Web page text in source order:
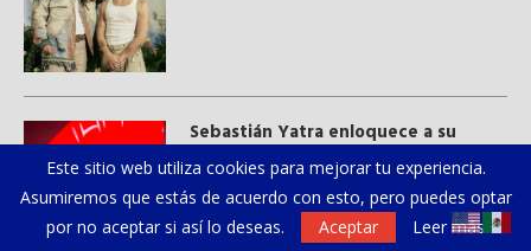
Sebastián Yatra enloquece a su
público en el cierre de la Feria de
León 2024
Este sitio web utiliza cookies para mejorar tu experiencia.
Asumiremos que estás de acuerdo con esto, pero puedes optar
por no aceptar si así lo deseas.
Aceptar Leer más